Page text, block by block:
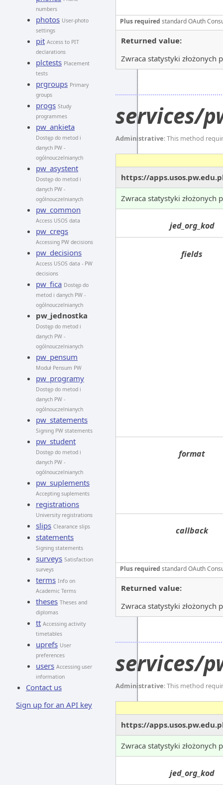
numbers
photos User-photo
settings
pit Access to PIT
declarations
plctests Placement
tests
prgroups Primary
groups
progs Study
programmes
pw_ankieta
Dostęp do metod i
danych PW -
ogólnouczelnianych
pw_asystent
Dostęp do metod i
danych PW -
ogólnouczelnianych
pw_common
Access USOS data
pw_cregs
Accessing PW decisions
pw_decisions
Access USOS data - PW
decisions
pw_fica Dostęp do
metod i danych PW -
ogólnouczelnianych
pw_jednostka
Dostęp do metod i
danych PW -
ogólnouczelnianych
pw_pensum
Moduł Pensum PW
pw_programy
Dostęp do metod i
danych PW -
ogólnouczelnianych
pw_statements
Signing PW statements
pw_student
Dostęp do metod i
danych PW -
ogólnouczelnianych
pw_suplements
Accepting suplements
registrations
University registrations
slips Clearance slips
statements
Signing statements
surveys Satisfaction
surveys
terms Info on
Academic Terms
theses Theses and
diplomas
tt Accessing activity
timetables
uprefs User
preferences
users Accessing user
information
Contact us
Sign up for an API key
Plus required standard OAuth
Returned value:
Zwraca statystyki złożonych
services/
Administrative: This method
https://
Zwraca statystyki złożonych
jed_org_kod
fields
format
callback
Plus required standard OAuth
Returned value:
Zwraca statystyki złożonych
services/
Administrative: This method
https://
Zwraca statystyki złożonych
jed_org_kod